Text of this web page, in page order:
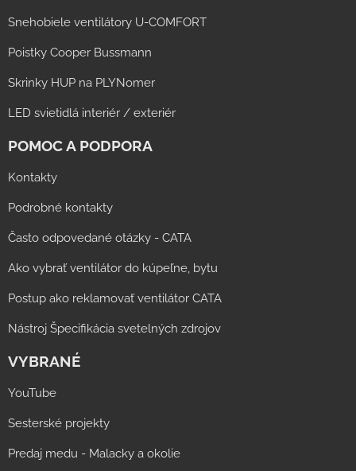
Snehobiele ventilátory U-COMFORT
Poistky Cooper Bussmann
Skrinky HUP na PLYNomer
LED svietidlá interiér / exteriér
POMOC A PODPORA
Kontakty
Podrobné kontakty
Často odpovedané otázky - CATA
Ako vybrať ventilátor do kúpeľne, bytu
Postup ako reklamovať ventilátor CATA
Nástroj Špecifikácia svetelných zdrojov
VYBRANÉ
YouTube
Sesterské projekty
Predaj medu - Malacky a okolie